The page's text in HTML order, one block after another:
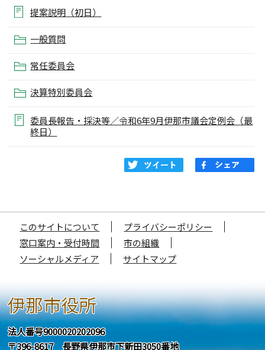
提案説明（初日）
一般質問
常任委員会
決算特別委員会
委員長報告・採決等／令和6年9月伊那市議会定例会（最
終日）
このサイトについて
プライバシーポリシー
窓口案内・受付時間
市の組織
ソーシャルメディア
サイトマップ
伊那市役所
法人番号9000020202096
〒396-8617 長野県伊那市下新田3050番地